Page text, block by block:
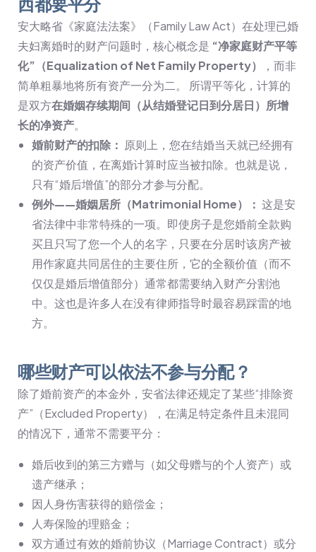
安大略省《家庭法法案》（Family Law Act）在处理已婚
夫妇离婚时的财产问题时，核心概念是 “净家庭财产平等
化”（Equalization of Net Family Property）
，而非
简单粗暴地将所有资产一分为二。 所谓平等化，计算的
是双方在婚姻存续期间（从结婚登记日到分居日）所增
长的净资产。
婚前财产的扣除： 原则上，您在结婚当天就已经拥有
的资产价值，在离婚计算时应当被扣除。也就是说，
只有“婚后增值”的部分才参与分配。
例外——婚姻居所（Matrimonial Home）： 这是安
省法律中非常特殊的一项。即使房子是您婚前全款购
买且只写了您一个人的名字，只要在分居时该房产被
用作家庭共同居住的主要住所，它的全额价值（而不
仅仅是婚后增值部分）通常都需要纳入财产分割池
中。这也是许多人在没有律师指导时最容易踩雷的地
方。
哪些财产可以依法不参与分配？
除了婚前资产的本金外，安省法律还规定了某些“排除资
产”（Excluded Property），在满足特定条件且未混同
的情况下，通常不需要平分：
婚后收到的第三方赠与（如父母赠与的个人资产）或
遗产继承；
因人身伤害获得的赔偿金；
人寿保险的理赔金；
双方通过有效的婚前协议（Marriage Contract）或分